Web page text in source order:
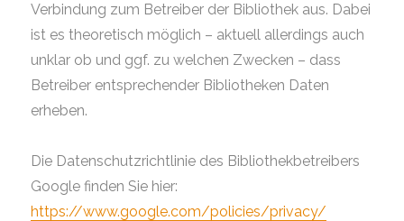
Verbindung zum Betreiber der Bibliothek aus. Dabei
ist es theoretisch möglich – aktuell allerdings auch
unklar ob und ggf. zu welchen Zwecken – dass
Betreiber entsprechender Bibliotheken Daten
erheben.
Die Datenschutzrichtlinie des Bibliothekbetreibers
Google finden Sie hier:
https://www.google.com/policies/privacy/